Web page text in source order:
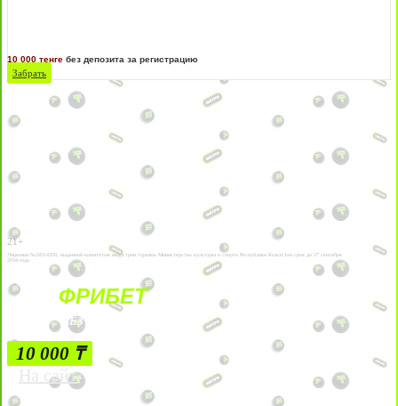
10 000 тенге без депозита за регистрацию
Забрать
21+
Лицензии №24514359, выданной комитетом индустрии туризма Министерства культуры и спорта Республики Казахстан срок до 27 сентября
2034 года.
ФРИБЕТ
БЕЗ УСЛОВИЙ
10 000 ₸
На сайт